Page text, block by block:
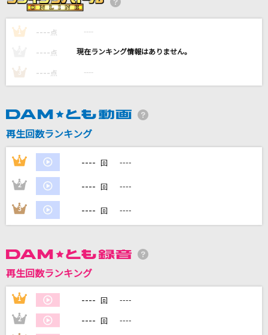
[生音]ちりぬるを
市川由紀乃
槇原敬之(Makihara)
林原めぐみ
ギラギラ
Ado
夢をあきらめないで
岡村孝子
ALI PROJECT
無敵級*ビリーバー
中須かすみ(相良茉優)
1 ---- 点 ----
---- 点 ----
3 ---- 点 ----
再生回数ランキング
1 ---- 回 ----
2 ---- 回 ----
3 ---- 回 ----
再生回数ランキング
1 ---- 回 ----
2 ---- 回 ----